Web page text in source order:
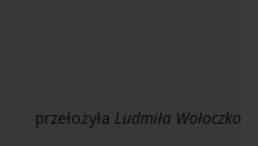
przełożyła Ludmiła Wołoczko